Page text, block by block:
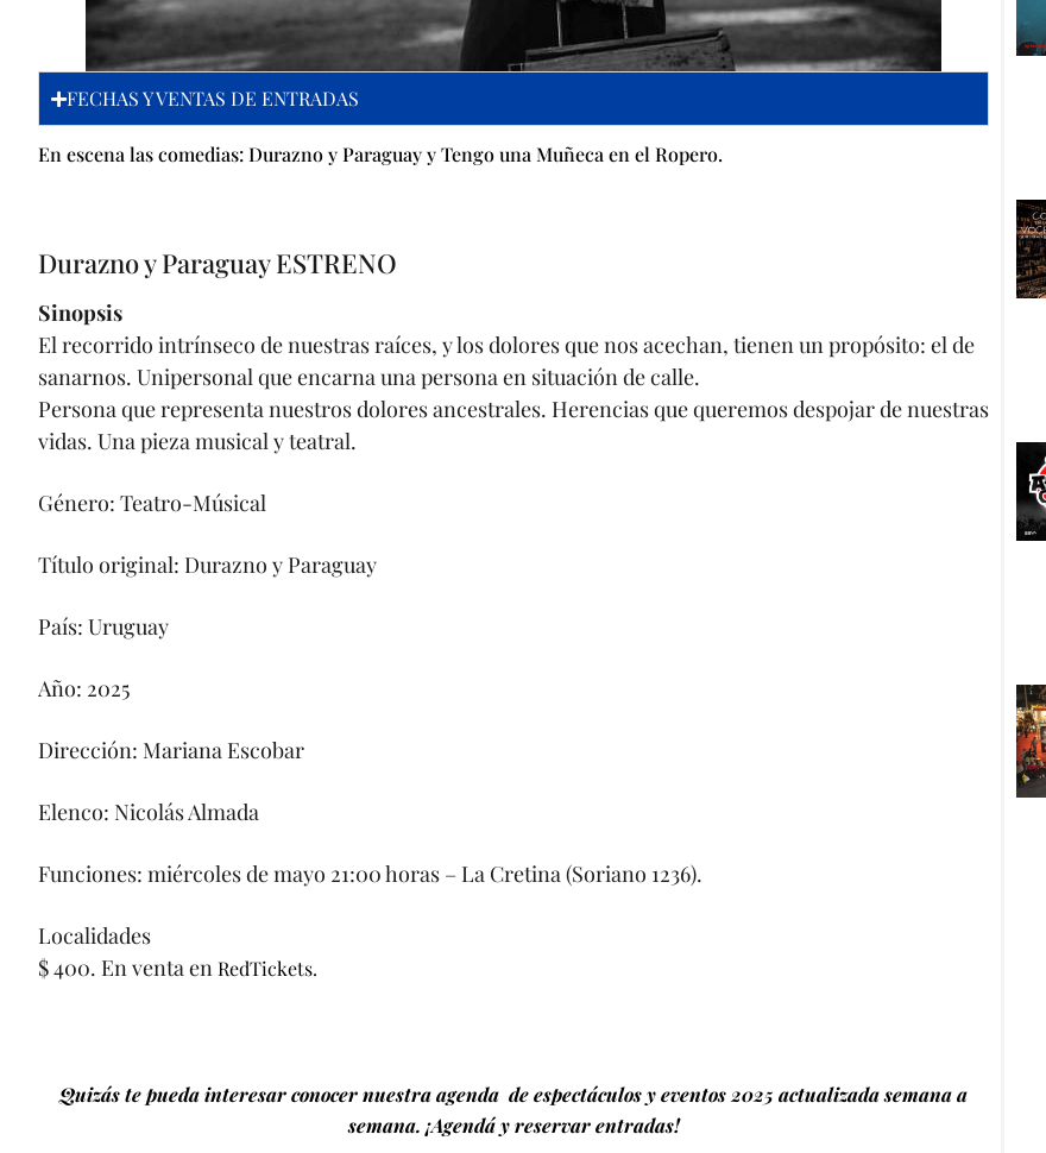
FECHAS Y VENTAS DE ENTRADAS
En escena las comedias: Durazno y Paraguay y Tengo una Muñeca en el Ropero.
Durazno y Paraguay ESTRENO
Sinopsis
El recorrido intrínseco de nuestras raíces, y los dolores que nos acechan, tienen un propósito: el de
sanarnos. Unipersonal que encarna una persona en situación de calle.
Persona que representa nuestros dolores ancestrales. Herencias que queremos despojar de nuestras
vidas. Una pieza musical y teatral.
Género: Teatro-Músical
Título original: Durazno y Paraguay
País: Uruguay
Año: 2025
Dirección: Mariana Escobar
Elenco: Nicolás Almada
Funciones: miércoles de mayo 21:00 horas – La Cretina (Soriano 1236).
Localidades
$ 400. En venta enRedTickets.
Quizás te pueda interesar conocer nuestra agenda de espectáculos y eventos 2025 actualizada semana a
semana. ¡Agendá y reservar entradas!